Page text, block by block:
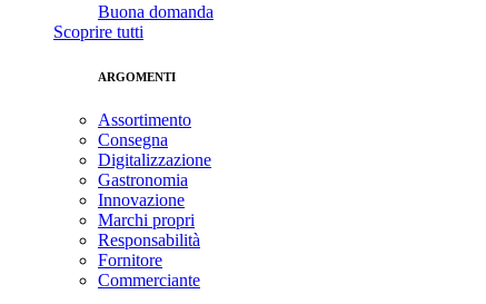
Buona domanda
Scoprire tutti
ARGOMENTI
Assortimento
Consegna
Digitalizzazione
Gastronomia
Innovazione
Marchi propri
Responsabilità
Fornitore
Commerciante